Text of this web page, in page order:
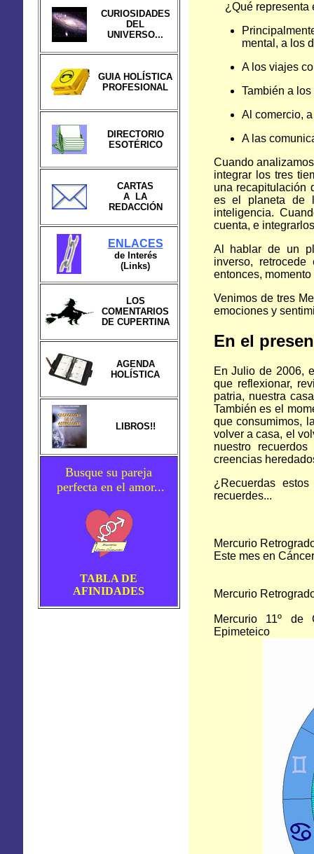
CURIOSIDADES
DEL
UNIVERSO...
GUIA HOLÍSTICA
PROFESIONAL
DIRECTORIO
ESOTÉRICO
CARTAS
A LA
REDACCIÓN
ENLACES
de Interés
(Links)
LOS
COMENTARIOS
DE CUPERTINA
AGENDA
HOLÍSTICA
LIBROS!!
Busque su pareja
perfecta en el amor...
TABLA DE
AFINIDADES
¿Qué representa
mental, a los
A los viajes
También a
Al comercio,
A las
Cuando
integrar los tres
una recapitulación
es el planeta de
inteligencia.
cuenta, e
Al hablar de un
inverso,
entonces,
Venimos de tres
emociones y
En el
En Julio de 2006,
que reflexionar,
patria, nuestra
También es el
que consumimos,
volver a casa, el
nuestro
creencias
¿Recuerdas
recuerdes...
Mercurio
Este mes en Cáncer
Mercurio
Mercurio 11º de
Epimeteico